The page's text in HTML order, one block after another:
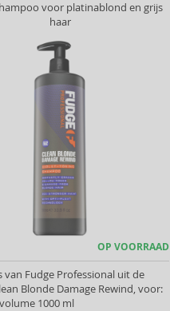
voor platinablond en grijs
haar
OP VOORRAAD
van Fudge Professional uit de
Blonde Damage Rewind, voor:
1000 ml